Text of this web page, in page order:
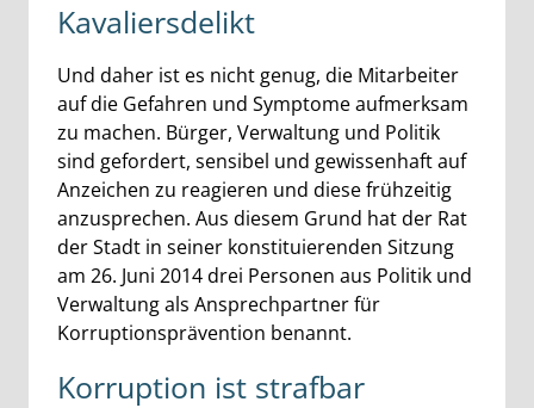
Kavaliersdelikt
Und daher ist es nicht genug, die Mitarbeiter
auf die Gefahren und Symptome aufmerksam
zu machen. Bürger, Verwaltung und Politik
sind gefordert, sensibel und gewissenhaft auf
Anzeichen zu reagieren und diese frühzeitig
anzusprechen. Aus diesem Grund hat der Rat
der Stadt in seiner konstituierenden Sitzung
am 26. Juni 2014 drei Personen aus Politik und
Verwaltung als Ansprechpartner für
Korruptionsprävention benannt.
Korruption ist strafbar